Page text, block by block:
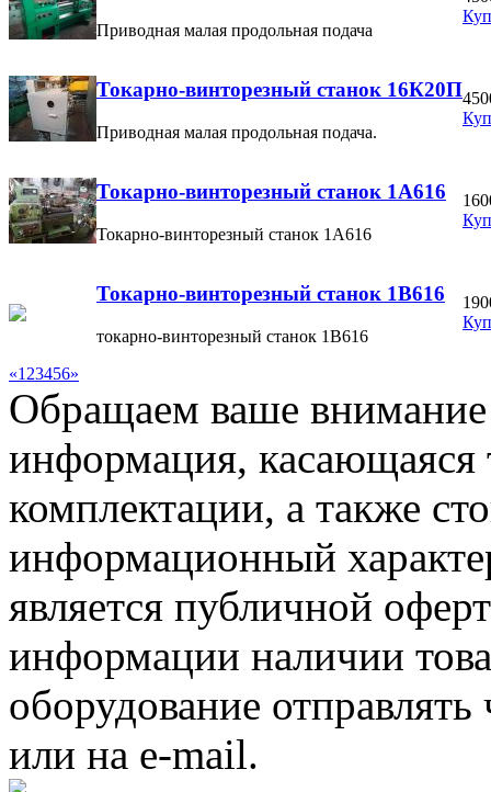
Приводная малая продольная подача
Токарно-винторезный станок 16К20П
Приводная малая продольная подача.
Токарно-винторезный станок 1А616
Токарно-винторезный станок 1А616
Токарно-винторезный станок 1В616
токарно-винторезный станок 1В616
«1 23456»
Обращаем ваше внимание
информация, касающаяся
комплектации, а также
информационный
является публичной
информации наличии
оборудование
или на e-mail.